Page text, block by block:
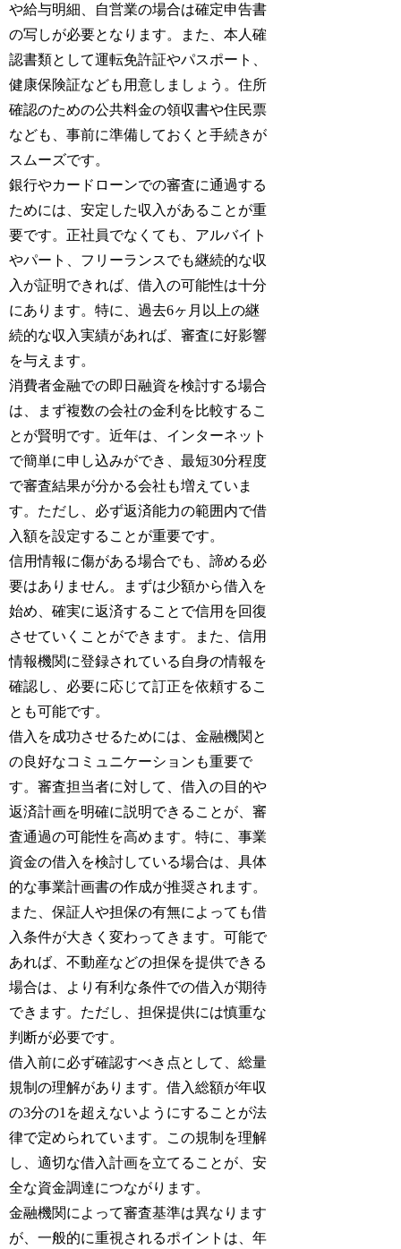
や給与明細、自営業の場合は確定申告書
の写しが必要となります。また、本人確
認書類として運転免許証やパスポート、
健康保険証なども用意しましょう。住所
確認のための公共料金の領収書や住民票
なども、事前に準備しておくと手続きが
スムーズです。
銀行やカードローンでの審査に通過する
ためには、安定した収入があることが重
要です。正社員でなくても、アルバイト
やパート、フリーランスでも継続的な収
入が証明できれば、借入の可能性は十分
にあります。特に、過去6ヶ月以上の継
続的な収入実績があれば、審査に好影響
を与えます。
消費者金融での即日融資を検討する場合
は、まず複数の会社の金利を比較するこ
とが賢明です。近年は、インターネット
で簡単に申し込みができ、最短30分程度
で審査結果が分かる会社も増えていま
す。ただし、必ず返済能力の範囲内で借
入額を設定することが重要です。
信用情報に傷がある場合でも、諦める必
要はありません。まずは少額から借入を
始め、確実に返済することで信用を回復
させていくことができます。また、信用
情報機関に登録されている自身の情報を
確認し、必要に応じて訂正を依頼するこ
とも可能です。
借入を成功させるためには、金融機関と
の良好なコミュニケーションも重要で
す。審査担当者に対して、借入の目的や
返済計画を明確に説明できることが、審
査通過の可能性を高めます。特に、事業
資金の借入を検討している場合は、具体
的な事業計画書の作成が推奨されます。
また、保証人や担保の有無によっても借
入条件が大きく変わってきます。可能で
あれば、不動産などの担保を提供できる
場合は、より有利な条件での借入が期待
できます。ただし、担保提供には慎重な
判断が必要です。
借入前に必ず確認すべき点として、総量
規制の理解があります。借入総額が年収
の3分の1を超えないようにすることが法
律で定められています。この規制を理解
し、適切な借入計画を立てることが、安
全な資金調達につながります。
金融機関によって審査基準は異なります
が、一般的に重視されるポイントは、年